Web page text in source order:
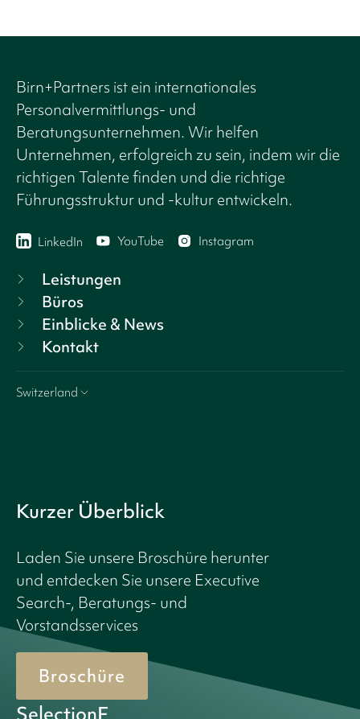
Birn+Partners ist ein internationales
Personalvermittlungs- und
Beratungsunternehmen. Wir helfen
Unternehmen, erfolgreich zu sein, indem wir die
richtigen Talente finden und die richtige
Führungsstruktur und -kultur entwickeln.
LinkedIn YouTube Instagram
Leistungen
Büros
Einblicke & News
Kontakt
Switzerland
Kurzer Überblick
Laden Sie unsere Broschüre herunter
und entdecken Sie unsere Executive
Search-, Beratungs- und
Vorstandsservices
Broschüre
SelectionF